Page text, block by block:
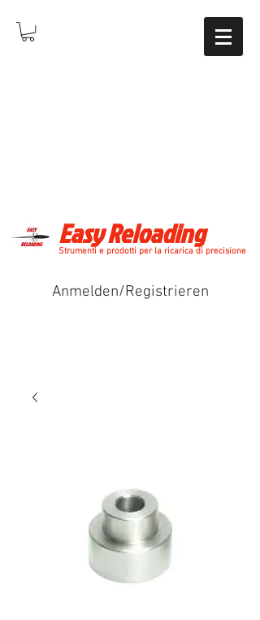
Easy Reloading
Strumenti e prodotti per la ricarica di precisione
Anmelden/Registrieren